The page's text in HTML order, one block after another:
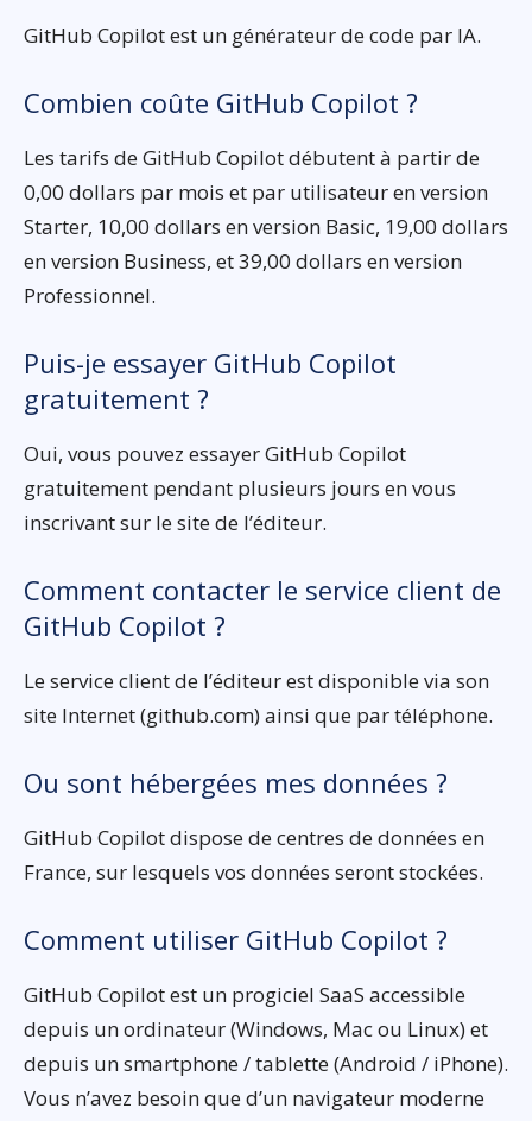
GitHub Copilot est un générateur de code par IA.
Combien coûte GitHub Copilot ?
Les tarifs de GitHub Copilot débutent à partir de
0,00 dollars par mois et par utilisateur en version
Starter, 10,00 dollars en version Basic, 19,00 dollars
en version Business, et 39,00 dollars en version
Professionnel.
Puis-je essayer GitHub Copilot
gratuitement ?
Oui, vous pouvez essayer GitHub Copilot
gratuitement pendant plusieurs jours en vous
inscrivant sur le site de l’éditeur.
Comment contacter le service client de
GitHub Copilot ?
Le service client de l’éditeur est disponible via son
site Internet (github.com) ainsi que par téléphone.
Ou sont hébergées mes données ?
GitHub Copilot dispose de centres de données en
France, sur lesquels vos données seront stockées.
Comment utiliser GitHub Copilot ?
GitHub Copilot est un progiciel SaaS accessible
depuis un ordinateur (Windows, Mac ou Linux) et
depuis un smartphone / tablette (Android / iPhone).
Vous n’avez besoin que d’un navigateur moderne